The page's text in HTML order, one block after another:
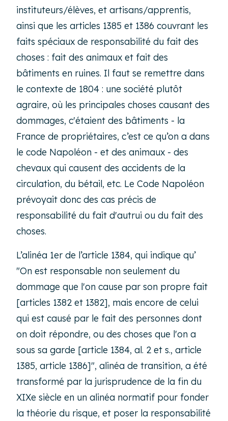
instituteurs/élèves, et artisans/apprentis,
ainsi que les articles 1385 et 1386 couvrant les
faits spéciaux de responsabilité du fait des
choses : fait des animaux et fait des
bâtiments en ruines. Il faut se remettre dans
le contexte de 1804 : une société plutôt
agraire, où les principales choses causant des
dommages, c'étaient des bâtiments - la
France de propriétaires, c’est ce qu’on a dans
le code Napoléon - et des animaux - des
chevaux qui causent des accidents de la
circulation, du bétail, etc. Le Code Napoléon
prévoyait donc des cas précis de
responsabilité du fait d'autrui ou du fait des
choses.
L’alinéa 1er de l’article 1384, qui indique qu’
"On est responsable non seulement du
dommage que l'on cause par son propre fait
[articles 1382 et 1382], mais encore de celui
qui est causé par le fait des personnes dont
on doit répondre, ou des choses que l'on a
sous sa garde [article 1384, al. 2 et s., article
1385, article 1386]", alinéa de transition, a été
transformé par la jurisprudence de la fin du
XIXe siècle en un alinéa normatif pour fonder
la théorie du risque, et poser la responsabilité